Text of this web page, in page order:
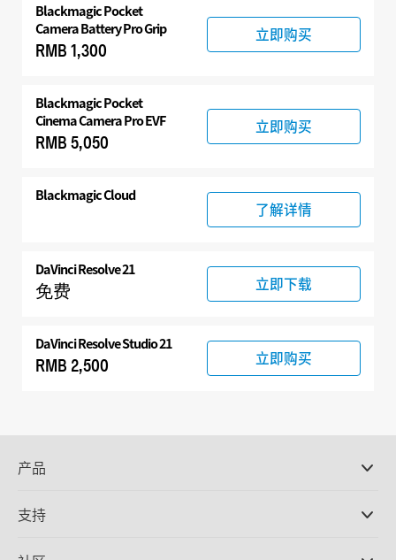
Blackmagic Pocket
Camera Battery Pro Grip
RMB 1,300
立即购买
Blackmagic Pocket
Cinema Camera Pro EVF
RMB 5,050
立即购买
Blackmagic Cloud
了解详情
DaVinci Resolve 21
免费 立即下载
DaVinci Resolve Studio 21
RMB 2,500 立即购买
产品
DaVinci Resolve和Fusion软件
支持